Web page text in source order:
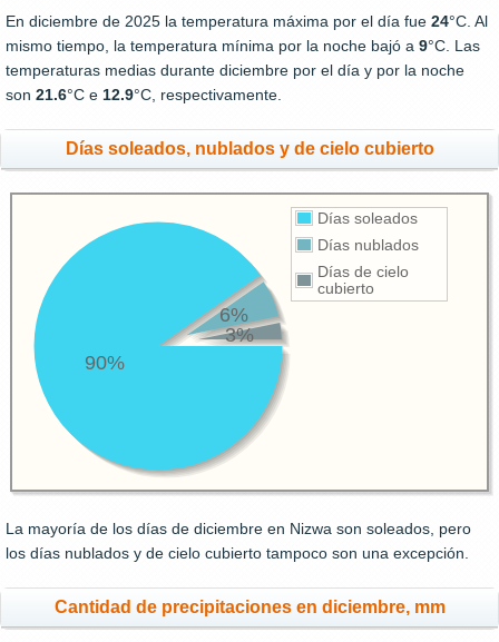
En diciembre de 2025 la temperatura máxima por el día fue 24°C. Al
mismo tiempo, la temperatura mínima por la noche bajó a 9°C. Las
temperaturas medias durante diciembre por el día y por la noche
son 21.6°C e 12.9°C, respectivamente.
Días soleados, nublados y de cielo cubierto
Días soleados
Días nublados
Días de cielo
cubierto
90%
6%
3%
La mayoría de los días de diciembre en Nizwa son soleados, pero
los días nublados y de cielo cubierto tampoco son una excepción.
Cantidad de precipitaciones en diciembre, mm